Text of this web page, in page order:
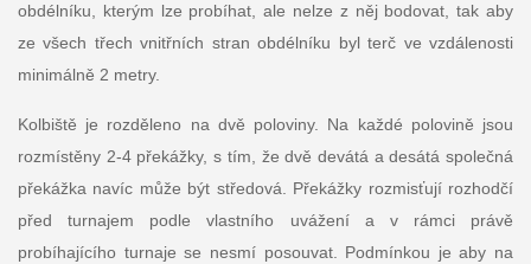
obdélníku, kterým lze probíhat, ale nelze z něj bodovat, tak aby
ze všech třech vnitřních stran obdélníku byl terč ve vzdálenosti
minimálně 2 metry.
Kolbiště je rozděleno na dvě poloviny. Na každé polovině jsou
rozmístěny 2-4 překážky, s tím, že dvě devátá a desátá společná
překážka navíc může být středová. Překážky rozmisťují rozhodčí
před turnajem podle vlastního uvážení a v rámci právě
probíhajícího turnaje se nesmí posouvat. Podmínkou je aby na